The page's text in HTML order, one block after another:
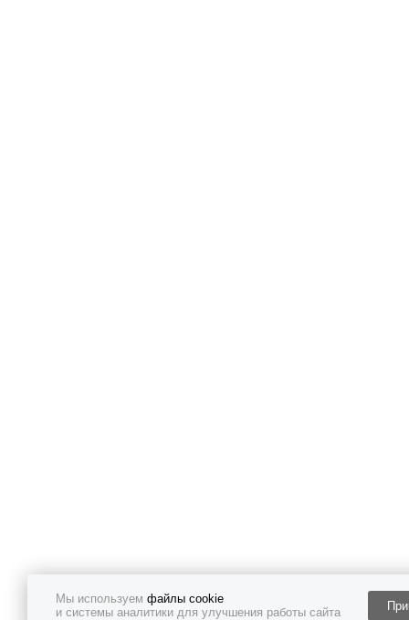
Мы используем файлы cookie
и системы аналитики для улучшения работы сайта